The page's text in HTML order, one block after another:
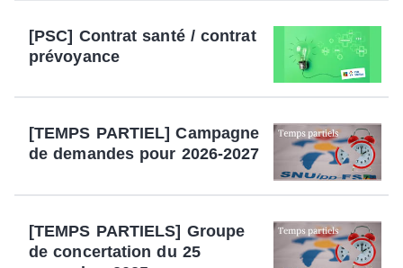
[PSC] Contrat santé / contrat
prévoyance
[TEMPS PARTIEL] Campagne
de demandes pour 2026-2027
[TEMPS PARTIELS] Groupe
de concertation du 25